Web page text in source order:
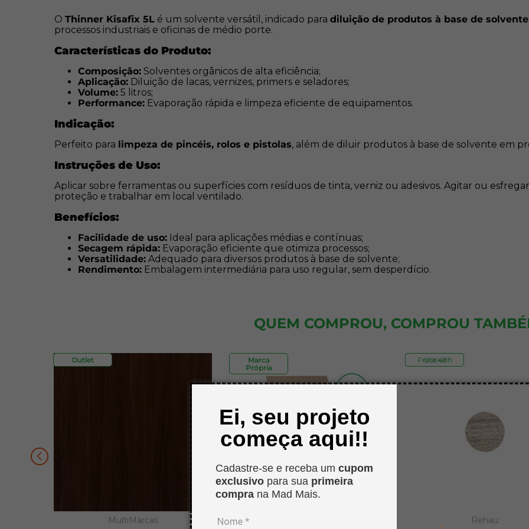
Ei, seu projeto
começa aqui!!
Cadastre-se e receba um cupom
exclusivo para sua primeira
compra na Mad Mais.
.
Facilidade de uso:Ideal
O Thinner Kisafix 5L é um solvente versátil, indicado para diluição de produtos à base de
processos industriais e oficinas de médio porte.
Características do Produto:
Composição: Solventes orgânicos de alta eficiência;
Aplicação: Diluição de lacas, vernizes, primers e seladores;
Volume: 5 litros;
Performance: Evaporação rápida e limpeza eficiente de equipamentos.
Indicação:
Perfeito para limpeza de pincéis, rolos e pistolas, além de diluir produtos à base de solvente em
Instruções de Uso:
Aplicar sobre ferramentas ou superfícies com resíduos de tinta, verniz ou adesivos. Agitar ou
proteção e trabalhar em local ventilado.
Benefícios:
Facilidade de uso: Ideal para aplicações médias e contínuas;
Secagem rápida: Evaporação eficiente que otimiza processos;
Versatilidade: Adequado para diversos produtos à base de solvente;
Rendimento: Embalagem intermediária para uso regular, sem desperdício.
QUEM COMPROU, COMPROU
Outlet
MultiMarcas
Marca
Própria
Outlet
Frete 48h
Rehau